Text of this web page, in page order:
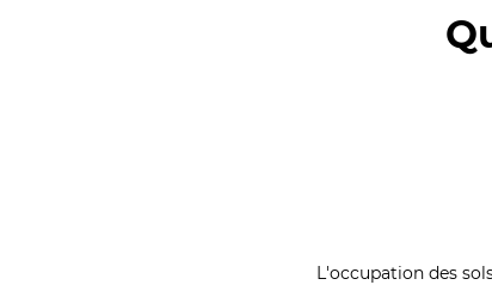
L'occupation des